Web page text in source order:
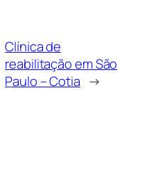
Clínica de
reabilitação em São
Paulo – Cotia →